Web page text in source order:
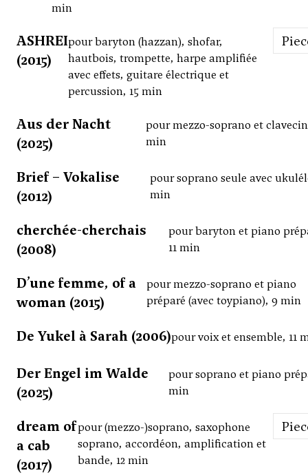
min
ASHREI
(2015)
pour baryton (hazzan), shofar,
hautbois, trompette, harpe amplifiée
avec effets, guitare électrique et
percussion, 15 min
Aus der Nacht
(2025)
pour mezzo-soprano et
min
Brief – Vokalise
(2012)
pour soprano seule avec
min
cherchée-cherchais
(2008)
pour baryton et piano
11 min
D’une femme, of a
woman (2015)
pour mezzo-soprano et piano
préparé (avec toypiano), 9 min
De Yukel à Sarah (2006)pour voix et ensemble, 11
Der Engel im Walde
(2025)
pour soprano et piano
min
dream of
a cab
(2017)
pour (mezzo-)soprano, saxophone
soprano, accordéon, amplification et
bande, 12 min